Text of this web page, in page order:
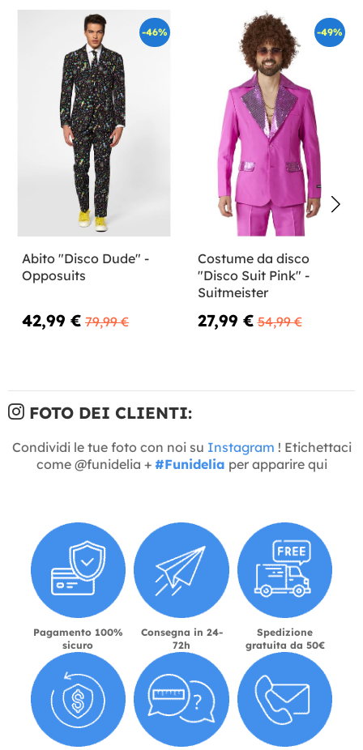
-46%
Abito "Disco Dude" -
Opposuits
42,99 € 79,99 €
-49%
Costume da disco
"Disco Suit Pink" -
Suitmeister
27,99 € 54,99 €
FOTO DEI CLIENTI:
Condividi le tue foto con noi su Instagram ! Etichettaci
come @funidelia + #Funidelia per apparire qui
Pagamento 100%
sicuro
Consegna in 24-
72h
Spedizione
gratuita da 50€